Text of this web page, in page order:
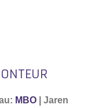
MBO | Jaren